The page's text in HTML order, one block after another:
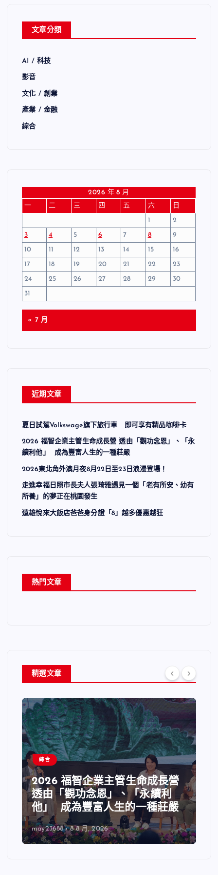
文章分類
AI / 科技
影音
文化 / 創業
產業 / 金融
綜合
2026 年 8 月
一
二 三 四 五 六
日
1
2
3
4 5 6 7 8
9
10
11 12 13 14 15
16
17
18 19 20 21 22
23
24
25 26 27 28 29
30
31
« 7 月
近期文章
夏日試駕Volkswage旗下旅行車 即可享有精品咖啡卡
2026 福智企業主管生命成長營 透由「觀功念恩」、「永
續利他」 成為豐富人生的一種莊嚴
2026東北角外澳月夜8月22日至23日浪漫登場！
走進幸福日照市長夫人張琦雅遇見一個「老有所安、幼有
所養」的夢正在桃園發生
遠雄悅來大飯店爸爸身分證「8」越多優惠越狂
熱門文章
精選文章
綜合
2026 福智企業主管生命成長營
透由「觀功念恩」、「永續利
他」 成為豐富人生的一種莊嚴
may23688 8 8 月, 2026